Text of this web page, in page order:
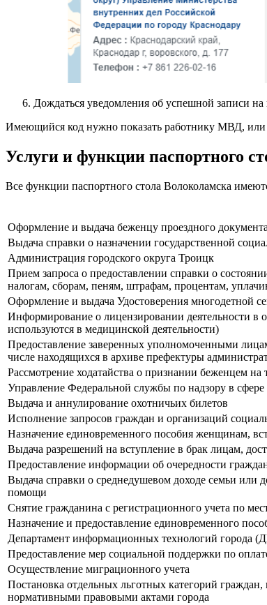
Дождаться уведомления об успешной записи
Имеющийся код нужно показать работнику МВД, или
Услуги и функции паспортного
Все функции паспортного стола Волоколамска
Оформление и выдача беженцу проездного
Выдача справки о назначении государственной
Администрация городского округа Троицк
Прием запроса о предоставлении справки о
налогам, сборам, пеням, штрафам, процентам,
Оформление и выдача Удостоверения многодетной
Информирование о лицензировании деятельности в
используются в медицинской деятельности)
Предоставление заверенных уполномоченными
числе находящихся в архиве префектуры
Рассмотрение ходатайства о признании беженцем
Управление Федеральной службы по надзору в
Выдача и аннулирование охотничьих билетов
Исполнение запросов граждан и организаций
Назначение единовременного пособия женщинам,
Выдача разрешений на вступление в брак лицам,
Предоставление информации об очередности
Выдача справки о среднедушевом доходе семьи или
помощи
Снятие гражданина с регистрационного учета по
Назначение и предоставление единовременного
Департамент информационных технологий города
Предоставление мер социальной поддержки по
Осуществление миграционного учета
Постановка отдельных льготных категорий
нормативными правовыми актами города